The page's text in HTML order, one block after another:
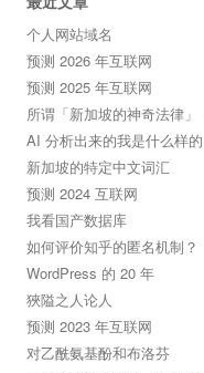
个人网站域名
预测 2026 年互联网
预测 2025 年互联网
所谓「新加坡的神奇法律
AI 分析出来的我是什么样的
新加坡的特定中文词汇
预测 2024 互联网
我看国产数据库
如何评价知乎的匿名机制？
WordPress 的 20 年
狹隘之人论人
预测 2023 年互联网
对乙酰氨基酚和布洛芬